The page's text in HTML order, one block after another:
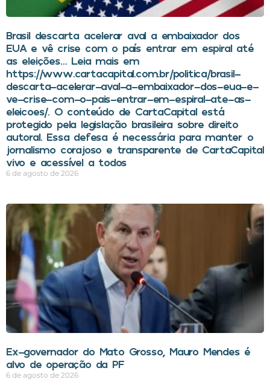
Brasil descarta acelerar aval a embaixador dos
EUA e vê crise com o país entrar em espiral até
as eleições… Leia mais em
https://www.cartacapital.com.br/politica/brasil-
descarta-acelerar-aval-a-embaixador-dos-eua-e-
ve-crise-com-o-pais-entrar-em-espiral-ate-as-
eleicoes/. O conteúdo de CartaCapital está
protegido pela legislação brasileira sobre direito
autoral. Essa defesa é necessária para manter o
jornalismo corajoso e transparente de CartaCapital
vivo e acessível a todos
6 de agosto de 2026
Ex-governador do Mato Grosso, Mauro Mendes é
alvo de operação da PF
6 de agosto de 2026